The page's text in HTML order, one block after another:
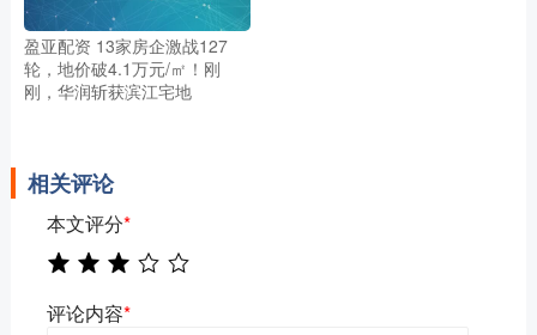
盈亚配资 13家房企激战127
轮，地价破4.1万元/㎡！刚
刚，华润斩获滨江宅地
相关评论
本文评分*
评论内容*